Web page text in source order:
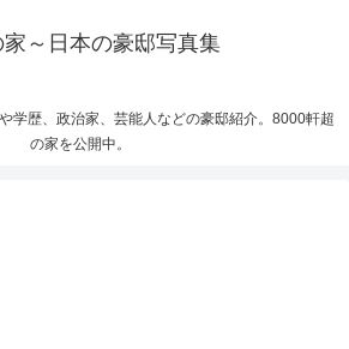
～日本の豪邸写真集
学歴、政治家、芸能人などの豪邸紹介。8000軒超
の家を公開中。